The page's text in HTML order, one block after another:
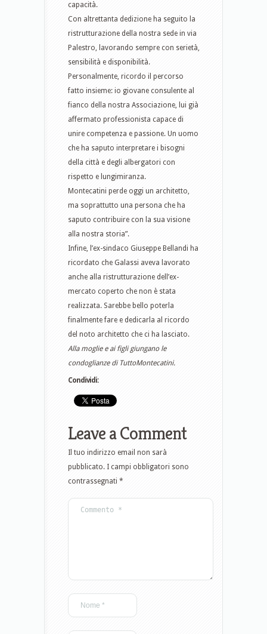
capacità.
Con altrettanta dedizione ha seguito la
ristrutturazione della nostra sede in via
Palestro, lavorando sempre con serietà,
sensibilità e disponibilità.
Personalmente, ricordo il percorso
fatto insieme: io giovane consulente al
fianco della nostra Associazione, lui già
affermato professionista capace di
unire competenza e passione. Un uomo
che ha saputo interpretare i bisogni
della città e degli albergatori con
rispetto e lungimiranza.
Montecatini perde oggi un architetto,
ma soprattutto una persona che ha
saputo contribuire con la sua visione
alla nostra storia”.
Infine, l’ex-sindaco Giuseppe Bellandi ha
ricordato che Galassi aveva lavorato
anche alla ristrutturazione dell’ex-
mercato coperto che non è stata
realizzata. Sarebbe bello poterla
finalmente fare e dedicarla al ricordo
del noto architetto che ci ha lasciato.
Alla moglie e ai figli giungano le
condoglianze di TuttoMontecatini.
Condividi:
Leave a Comment
Il tuo indirizzo email non sarà
pubblicato. I campi obbligatori sono
contrassegnati *